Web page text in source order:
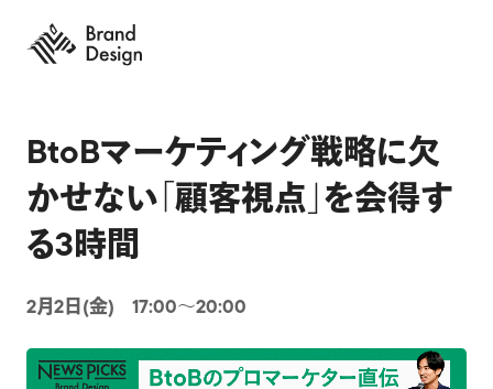
BtoBマーケティング戦略に欠
かせない「顧客視点」を会得す
る3時間
2月2日(金) 17:00〜20:00